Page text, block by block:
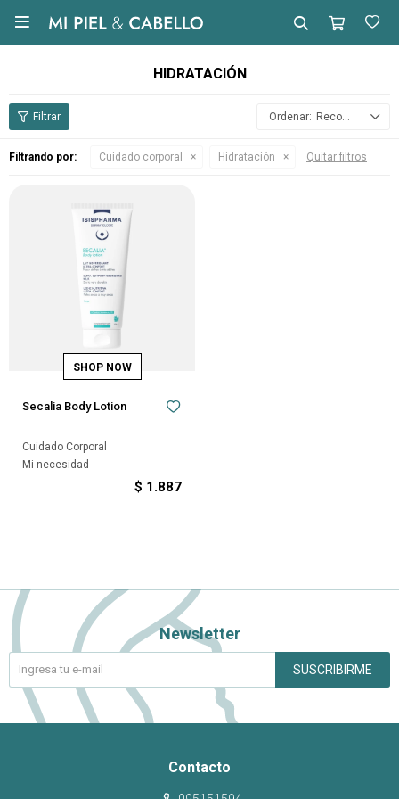

HIDRATACIÓN
Recomendados
Filtrando por: Cuidado corporal Hidratación Quitar filtros
Secalia Body Lotion
Cuidado Corporal
Mi necesidad
$ 1.887
Contacto
Newsletter
SUSCRIBIRME